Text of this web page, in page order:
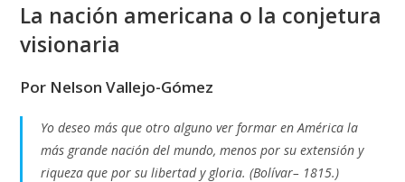
La nación americana o la conjetura
visionaria
Por Nelson Vallejo-Gómez
Yo deseo más que otro alguno ver formar en América la
más grande nación del mundo, menos por su extensión y
riqueza que por su libertad y gloria. (Bolívar– 1815.)